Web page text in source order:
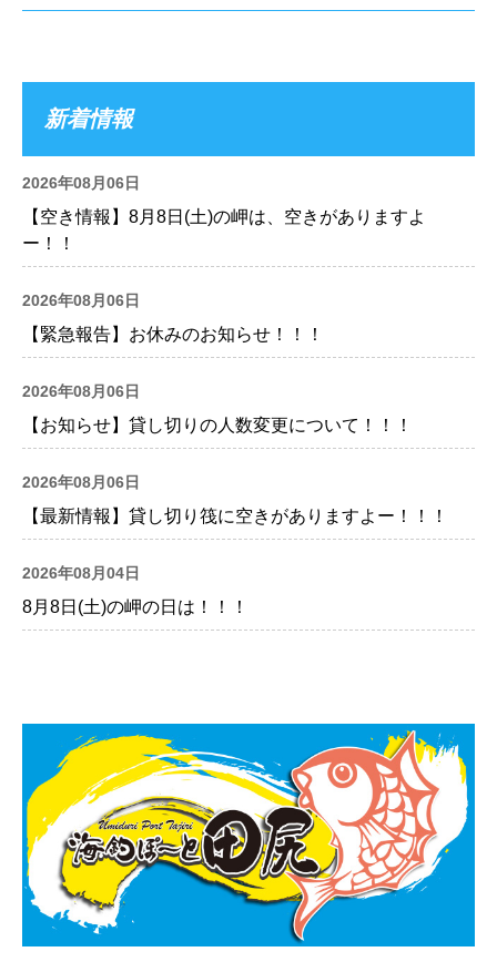
新着情報
2026年08月06日
【空き情報】8月8日(土)の岬は、空きがありますよ
ー！！
2026年08月06日
【緊急報告】お休みのお知らせ！！！
2026年08月06日
【お知らせ】貸し切りの人数変更について！！！
2026年08月06日
【最新情報】貸し切り筏に空きがありますよー！！！
2026年08月04日
8月8日(土)の岬の日は！！！